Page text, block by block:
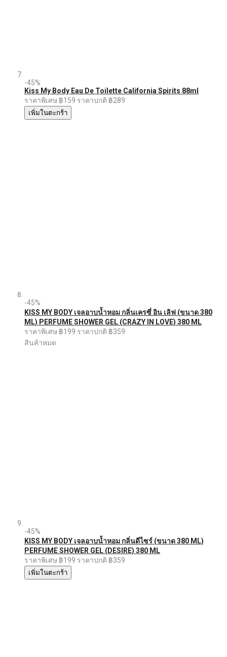
-45%
Kiss My Body Eau De Toilette California Spirits 88ml
ราคาพิเศษ ฿159 ราคาปกติ ฿289
เพิ่มในตะกร้า
-45%
KISS MY BODY เจลอาบน้ำหอม กลิ่นเครซี่ อิน เลิฟ (ขนาด 380
ML) PERFUME SHOWER GEL (CRAZY IN LOVE) 380 ML
ราคาพิเศษ ฿199 ราคาปกติ ฿359
สินค้าหมด
-45%
KISS MY BODY เจลอาบน้ำหอม กลิ่นดีไซร์ (ขนาด 380 ML)
PERFUME SHOWER GEL (DESIRE) 380 ML
ราคาพิเศษ ฿199 ราคาปกติ ฿359
เพิ่มในตะกร้า